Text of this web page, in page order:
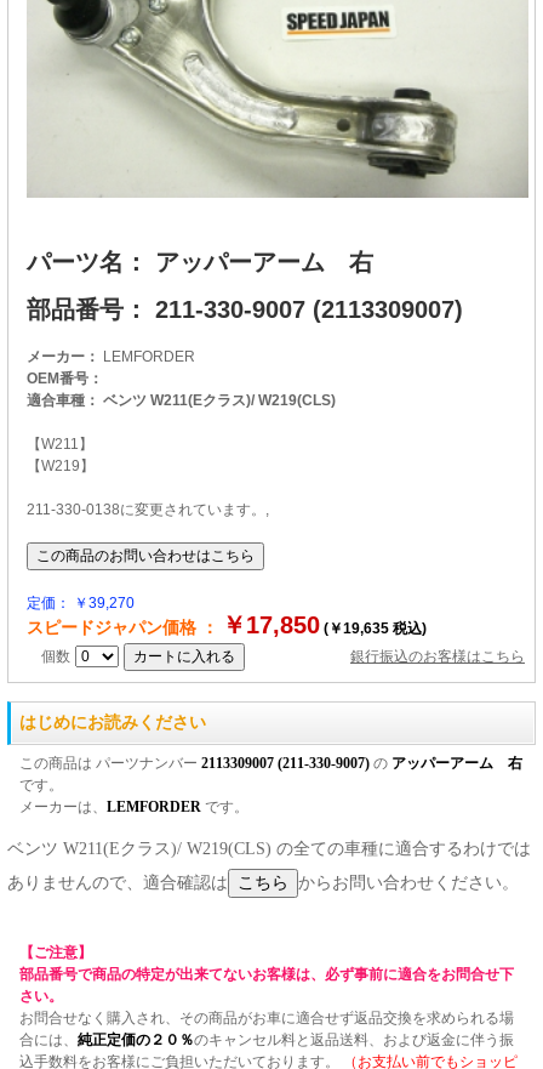
パーツ名： アッパーアーム 右
部品番号： 211-330-9007 (2113309007)
メーカー： LEMFORDER
OEM番号：
適合車種： ベンツ W211(Eクラス)/ W219(CLS)
【W211】
【W219】
211-330-0138に変更されています。,
定価： ￥39,270
スピードジャパン価格 ： ￥17,850 (￥19,635 税込)
個数
銀行振込のお客様はこちら
はじめにお読みください
この商品は パーツナンバー 2113309007 (211-330-9007) の アッパーアーム 右
です。
メーカーは、 LEMFORDER です。
ベンツ W211(Eクラス)/ W219(CLS) の全ての車種に適合するわけでは
ありませんので、適合確認は
からお問い合わせください。
【ご注意】
部品番号で商品の特定が出来てないお客様は、必ず事前に適合をお問合せ下
さい。
お問合せなく購入され、その商品がお車に適合せず返品交換を求められる場
合には、 純正定価の２０％のキャンセル料と返品送料、および返金に伴う振
込手数料をお客様にご負担いただいております。
（お支払い前でもショッピ